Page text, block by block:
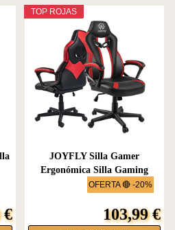
€
OFERTA 🔴 -20%
TOP ROJAS
JOYFLY Silla Gamer
Ergonómica Silla Gaming
con...
103,99 €